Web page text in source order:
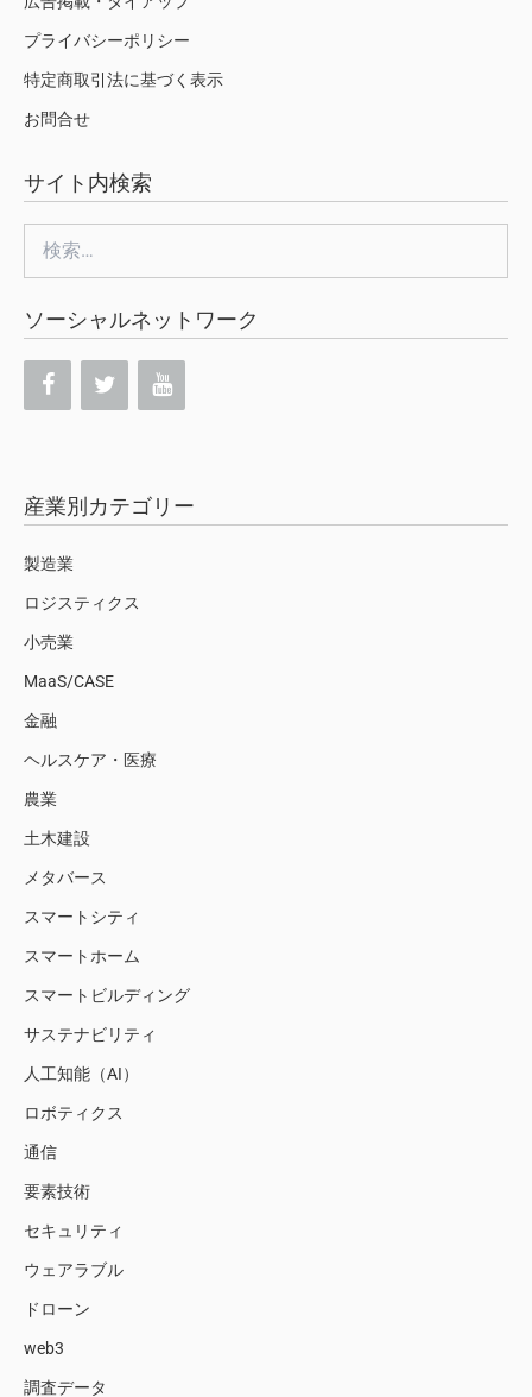
プライバシーポリシー
特定商取引法に基づく表示
お問合せ
サイト内検索
索:
ソーシャルネットワーク
産業別カテゴリー
製造業
ロジスティクス
小売業
MaaS/CASE
金融
ヘルスケア・医療
農業
土木建設
メタバース
スマートシティ
スマートホーム
スマートビルディング
サステナビリティ
人工知能（AI）
ロボティクス
通信
要素技術
セキュリティ
ウェアラブル
ドローン
web3
調査データ